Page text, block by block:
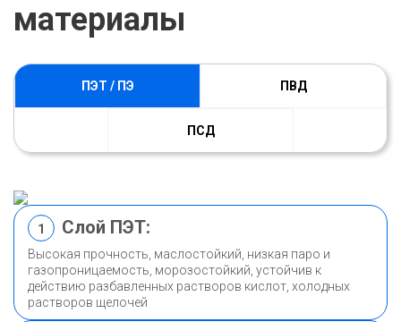
материалы
ПЭТ / ПЭ ПВД
ПСД
1 Слой ПЭТ:
Высокая прочность, маслостойкий, низкая паро и
газопроницаемость, морозостойкий, устойчив к
действию разбавленных растворов кислот, холодных
растворов щелочей